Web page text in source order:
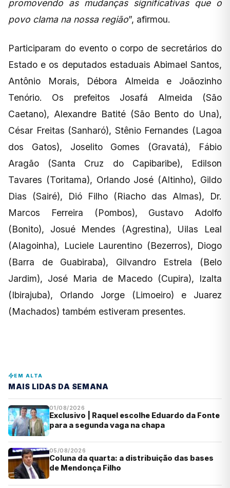
promovendo as mudanças significativas que o
povo clama na nossa região”, afirmou.
Participaram do evento o corpo de secretários do
Estado e os deputados estaduais Abimael Santos,
Antônio Morais, Débora Almeida e Joãozinho
Tenório. Os prefeitos Josafá Almeida (São
Caetano), Alexandre Batité (São Bento do Una),
César Freitas (Sanharó), Stênio Fernandes (Lagoa
dos Gatos), Joselito Gomes (Gravatá), Fábio
Aragão (Santa Cruz do Capibaribe), Edilson
Tavares (Toritama), Orlando José (Altinho), Gildo
Dias (Sairé), Dió Filho (Riacho das Almas), Dr.
Marcos Ferreira (Pombos), Gustavo Adolfo
(Bonito), Josué Mendes (Agrestina), Uilas Leal
(Alagoinha), Luciele Laurentino (Bezerros), Diogo
(Barra de Guabiraba), Gilvandro Estrela (Belo
Jardim), José Maria de Macedo (Cupira), Izalta
(Ibirajuba), Orlando Jorge (Limoeiro) e Juarez
(Machados) também estiveram presentes.
EM ALTA
MAIS LIDAS DA SEMANA
01/08/2026
Exclusivo | Raquel escolhe Eduardo da Fonte
para a segunda vaga na chapa
05/08/2026
Coluna da quarta: a distribuição das bases
de Mendonça Filho